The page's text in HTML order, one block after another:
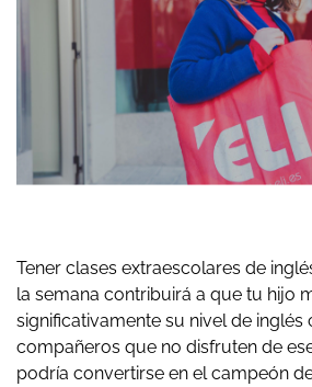
Tener clases extraescolares de
la semana contribuirá a que tu hijo
significativamente su nivel de inglés
compañeros que no disfruten de
podría convertirse en el campeón